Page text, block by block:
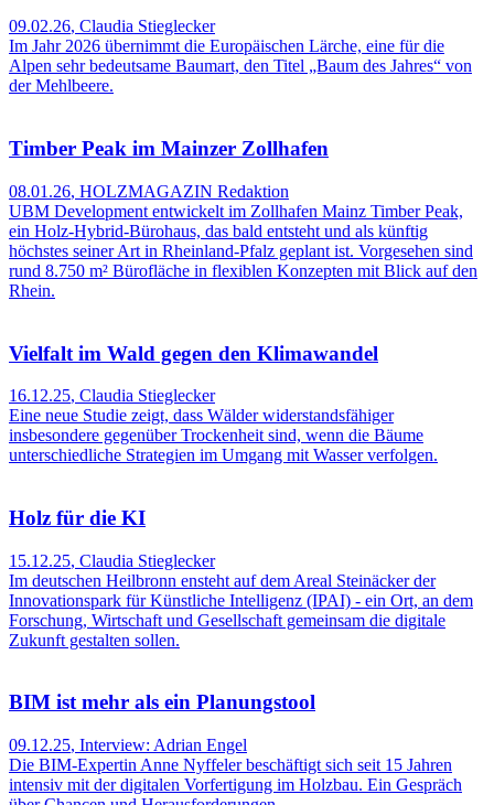
09.02.26, Claudia Stieglecker
Im Jahr 2026 übernimmt die Europäischen Lärche, eine für die
Alpen sehr bedeutsame Baumart, den Titel „Baum des Jahres“ von
der Mehlbeere.
Timber Peak im Mainzer Zollhafen
08.01.26, HOLZMAGAZIN Redaktion
UBM Development entwickelt im Zollhafen Mainz Timber Peak,
ein Holz‑Hybrid‑Bürohaus, das bald entsteht und als künftig
höchstes seiner Art in Rheinland‑Pfalz geplant ist. Vorgesehen sind
rund 8.750 m² Bürofläche in flexiblen Konzepten mit Blick auf den
Rhein.
Vielfalt im Wald gegen den Klimawandel
16.12.25, Claudia Stieglecker
Eine neue Studie zeigt, dass Wälder widerstandsfähiger
insbesondere gegenüber Trockenheit sind, wenn die Bäume
unterschiedliche Strategien im Umgang mit Wasser verfolgen.
Holz für die KI
15.12.25, Claudia Stieglecker
Im deutschen Heilbronn ensteht auf dem Areal Steinäcker der
Innovationspark für Künstliche Intelligenz (IPAI) - ein Ort, an dem
Forschung, Wirtschaft und Gesellschaft gemeinsam die digitale
Zukunft gestalten sollen.
BIM ist mehr als ein Planungstool
09.12.25, Interview: Adrian Engel
Die BIM-Expertin Anne Nyffeler beschäftigt sich seit 15 Jahren
intensiv mit der digitalen Vorfertigung im Holzbau. Ein Gespräch